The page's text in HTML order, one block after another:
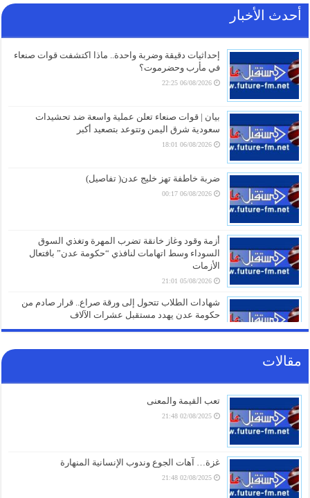
أحدث الأخبار
إحداثيات دقيقة وضربة واحدة.. ماذا اكتشفت قوات صنعاء
في مأرب وحضرموت؟
06/08/2026 22:25
بيان | قوات صنعاء تعلن عملية واسعة ضد تحشيدات
سعودية شرق اليمن وتتوعد بتصعيد أكبر
06/08/2026 18:01
ضربة خاطفة تهز خليج عدن( تفاصيل)
06/08/2026 00:17
أزمة وقود وغاز خانقة تضرب المهرة وتغذي السوق
السوداء وسط اتهامات لنافذي “حكومة عدن” بافتعال
الأزمات
05/08/2026 21:01
شهادات الطلاب تتحول إلى ورقة صراع.. قرار صادم من
حكومة عدن يهدد مستقبل عشرات الآلاف
05/08/2026 20:31
مقالات
تعب القيمة والمعنى
02/08/2025 21:48
غزة… آهات الجوع وندوب الإنسانية المنهارة
02/08/2025 21:48